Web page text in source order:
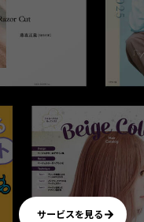
サービスを見る